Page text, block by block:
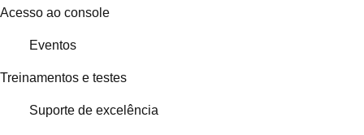
Acesso ao console
Eventos
Treinamentos e testes
Suporte de excelência